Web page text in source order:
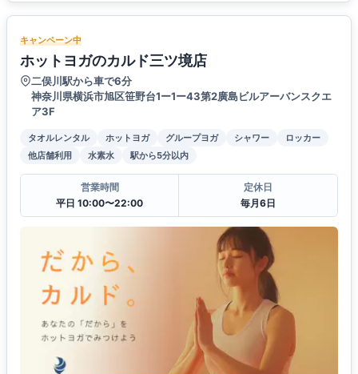
キャンペーン中
ホットヨガのカルド三ツ境店
二俣川駅から車で6分
神奈川県横浜市旭区笹野台1ー1ー43第2廣島ビルアーバンスクエ
ア3F
タオルレンタル ホットヨガ グループヨガ シャワー
ロッカー
他店舗利用
水素水 駅から5分以内
営業時間
平日 10:00〜22:00
定休日
毎月6日